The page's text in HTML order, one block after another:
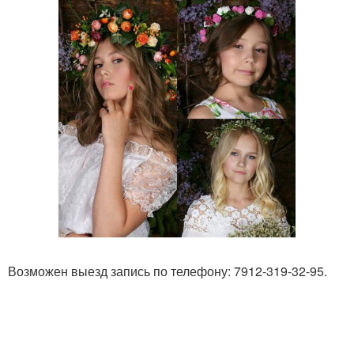
Возможен выезд запись по телефону: 7912-319-32-95.